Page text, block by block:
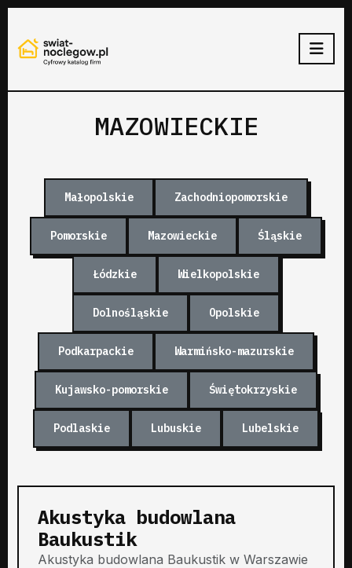
MAZOWIECKIE
Małopolskie Zachodniopomorskie
Pomorskie Mazowieckie Śląskie
Łódzkie Wielkopolskie
Dolnośląskie Opolskie
Podkarpackie Warmińsko-mazurskie
Kujawsko-pomorskie Świętokrzyskie
Podlaskie Lubuskie Lubelskie
Akustyka budowlana
Baukustik
Akustyka budowlana Baukustik w Warszawie